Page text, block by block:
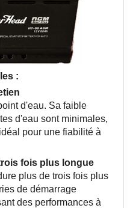
:
d'eau. Sa faible
d'eau sont minimales,
pour une fiabilité à
fois plus longue
plus de trois fois plus
de démarrage
des performances à